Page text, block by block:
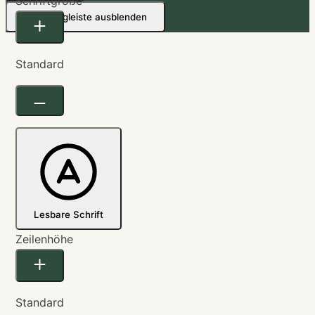
Werkzeugleiste ausblenden
Standard
Lesbare Schrift
Zeilenhöhe
Standard